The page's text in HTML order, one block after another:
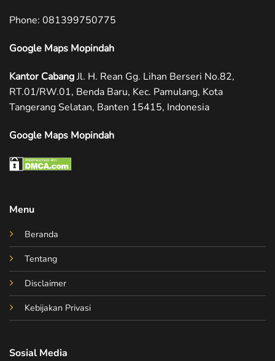
Phone: ‪081399750775
Google Maps Mopindah
Kantor CabangJl. H. Rean Gg. Lihan Berseri No.82,
RT.01/RW.01, Benda Baru, Kec. Pamulang, Kota
Tangerang Selatan, Banten 15415, Indonesia
Google Maps Mopindah
Menu
Beranda
Tentang
Disclaimer
Kebijakan Privasi
Sosial Media